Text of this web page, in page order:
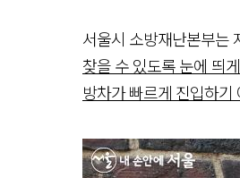
서울시 소방재난본부는
찾을 수 있도록 눈에 띄
방차가 빠르게 진입하기